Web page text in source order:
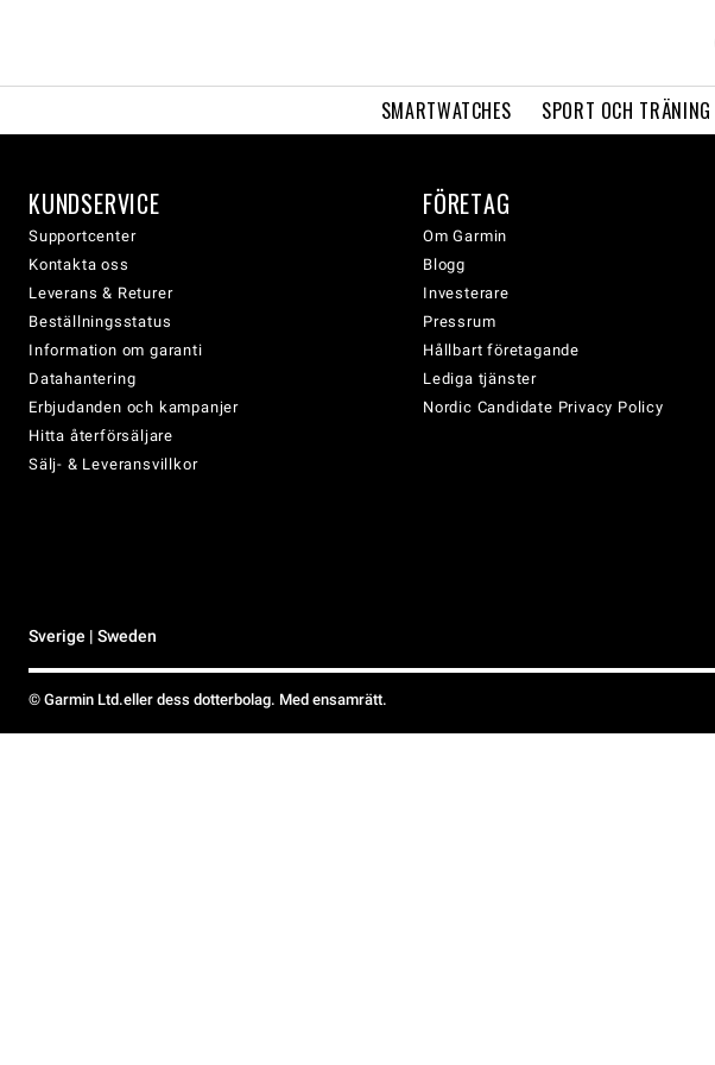
SMARTWATCHES SPORT OCH TRÄNING
KUNDSERVICE
Supportcenter
Kontakta oss
Leverans & Returer
Beställningsstatus
Information om garanti
Datahantering
Erbjudanden och kampanjer
Hitta återförsäljare
Sälj- & Leveransvillkor
FÖRETAG
Om Garmin
Blogg
Investerare
Pressrum
Hållbart företagande
Lediga tjänster
Nordic Candidate Privacy Policy
Sverige | Sweden
© Garmin Ltd.eller dess dotterbolag. Med ensamrätt.